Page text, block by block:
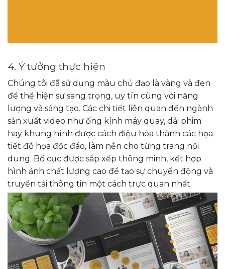
4. Ý tưởng thực hiện
Chúng tôi đã sử dụng màu chủ đạo là vàng và đen
để thể hiện sự sang trọng, uy tín cùng với năng
lượng và sáng tạo. Các chi tiết liên quan đến ngành
sản xuất video như ống kính máy quay, dải phim
hay khung hình được cách điệu hóa thành các họa
tiết đồ họa độc đáo, làm nền cho từng trang nội
dung. Bố cục được sắp xếp thông minh, kết hợp
hình ảnh chất lượng cao để tạo sự chuyển động và
truyền tải thông tin một cách trực quan nhất.